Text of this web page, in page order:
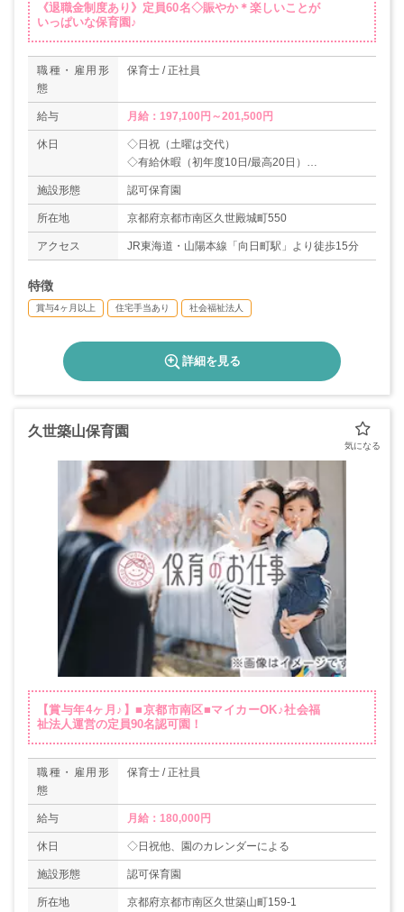
《退職金制度あり》定員60名◇賑やか＊楽しいことが
いっぱいな保育園♪
職種・雇用形
態
保育士 / 正社員
給与 月給：197,100円～201,500円
休日
◇日祝（土曜は交代）
◇有給休暇（初年度10日/最高20日）
＊年間休日数105日
施設形態 認可保育園
所在地 京都府京都市南区久世殿城町550
アクセス JR東海道・山陽本線「向日町駅」より徒歩15分
特徴
賞与4ヶ月以上 住宅手当あり 社会福祉法人
詳細を見る
久世築山保育園
【賞与年4ヶ月♪】■京都市南区■マイカーOK♪社会福
祉法人運営の定員90名認可園！
職種・雇用形
態
保育士 / 正社員
給与
休日 ◇日祝他、園のカレンダーによる
施設形態 認可保育園
所在地 京都府京都市南区久世築山町159-1